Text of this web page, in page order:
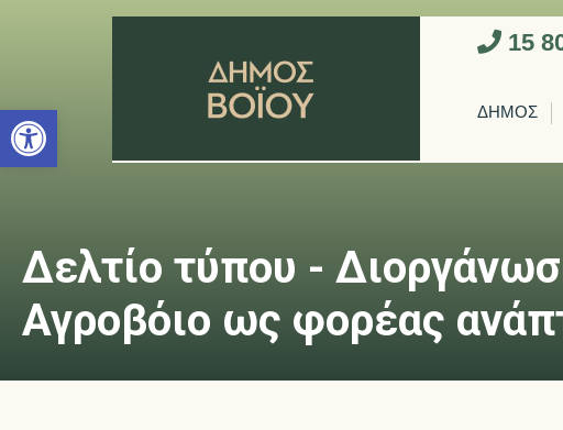
Ανοίξτε τη γραμμή εργαλείων
15
ΔΗΜΟΣ
Δελτίο τύπου -
Αγροβόιο ως φορέας